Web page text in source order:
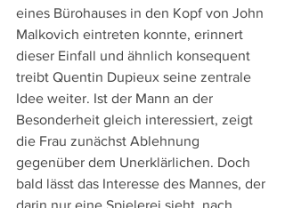
eines Bürohauses in den Kopf von John
Malkovich eintreten konnte, erinnert
dieser Einfall und ähnlich konsequent
treibt Quentin Dupieux seine zentrale
Idee weiter. Ist der Mann an der
Besonderheit gleich interessiert, zeigt
die Frau zunächst Ablehnung
gegenüber dem Unerklärlichen. Doch
bald lässt das Interesse des Mannes, der
darin nur eine Spielerei sieht, nach,